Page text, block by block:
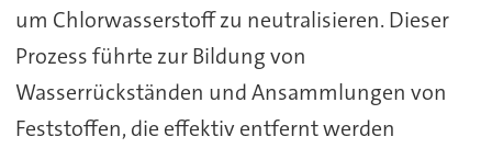
um Chlorwasserstoff zu neutralisieren. Dieser
Prozess führte zur Bildung von
Wasserrückständen und Ansammlungen von
Feststoffen, die effektiv entfernt werden